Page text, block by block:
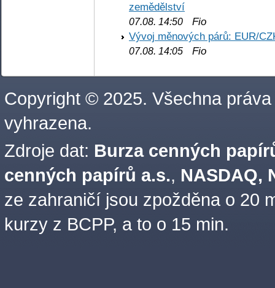
zemědělství
07.08. 14:50 Fio
Vývoj měnových párů: EUR/
07.08. 14:05 Fio
Copyright © 2025. Všechna práva
vyhrazena.
Zdroje dat: Burza cenných
cenných papírů a.s., NASDAQ,
ze zahraničí jsou zpožděna o 20
kurzy z BCPP, a to o 15 min.